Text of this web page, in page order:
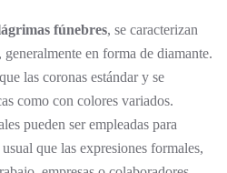
fúnebres, se caracterizan
en forma de diamante.
las coronas estándar y se
como con colores variados.
pueden ser empleadas para
que las expresiones formales,